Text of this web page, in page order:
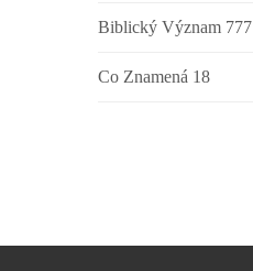
Biblický Význam 777
Co Znamená 18